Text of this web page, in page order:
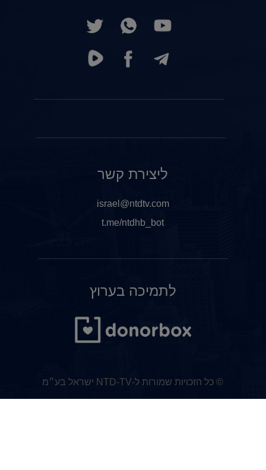
לתמיכה בערוץ
ליצירת קשר
israel@ntdtv.com
t.me/ntdhb_bot
© כל הזכויות שמורות ל-NTD-TV ישראל בע״מ